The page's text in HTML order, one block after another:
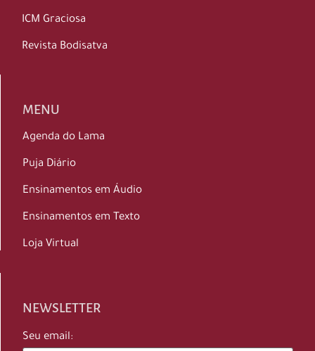
ICM Graciosa
Revista Bodisatva
MENU
Agenda do Lama
Puja Diário
Ensinamentos em Áudio
Ensinamentos em Texto
Loja Virtual
NEWSLETTER
Seu email: